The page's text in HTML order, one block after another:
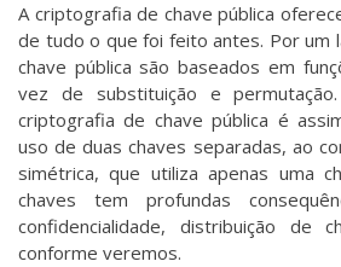
A criptografia de chave pública
de tudo o que foi feito antes. Por um
chave pública são baseados em
vez de substituição e
criptografia de chave pública é
uso de duas chaves separadas, ao
simétrica, que utiliza apenas uma
chaves tem profundas
confidencialidade, distribuição de
conforme veremos.